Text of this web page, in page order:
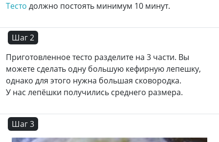
Тесто должно постоять минимум 10 минут.
Шаг 2
Приготовленное тесто разделите на 3 части. Вы
можете сделать одну большую кефирную лепешку,
однако для этого нужна большая сковородка.
У нас лепёшки получились среднего размера.
Шаг 3